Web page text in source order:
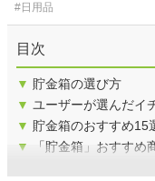
#日用品
目次
▼ 貯金箱の選び方
▼ ユーザーが選んだイ
▼ 貯金箱のおすすめ15
▼
「貯金箱」おすすめ